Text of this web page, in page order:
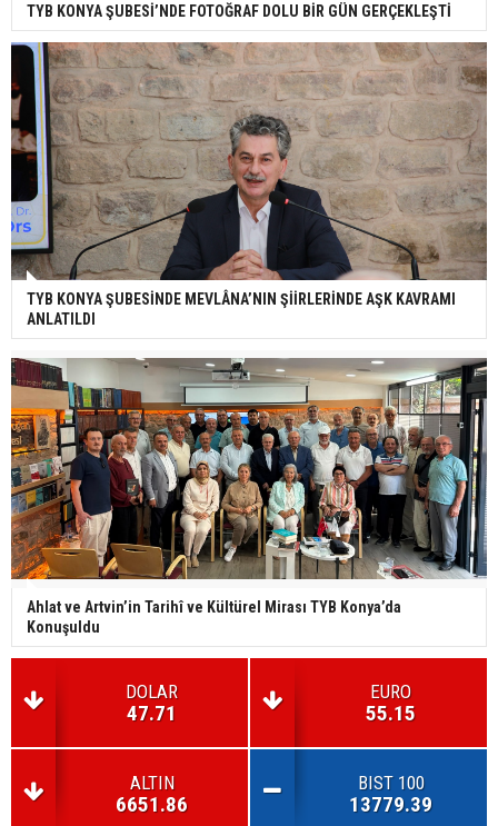
TYB KONYA ŞUBESİ’NDE FOTOĞRAF DOLU BİR GÜN GERÇEKLEŞTİ
TYB KONYA ŞUBESİNDE MEVLÂNA’NIN ŞİİRLERİNDE AŞK KAVRAMI
ANLATILDI
Ahlat ve Artvin’in Tarihî ve Kültürel Mirası TYB Konya’da
Konuşuldu
DOLAR
47.71
EURO
55.15
ALTIN
6651.86
BIST 100
13779.39